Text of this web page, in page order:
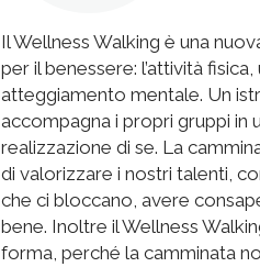
Il Wellness Walking è una
per il benessere: l’attività
atteggiamento mentale. Un
accompagna i propri gruppi in
realizzazione di se. La
di valorizzare i nostri talenti,
che ci bloccano, avere
bene. Inoltre il Wellness
forma, perché la camminata